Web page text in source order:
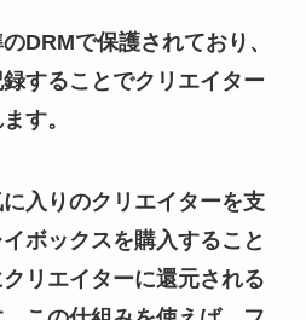
DRMで保護されており、
することでクリエイター
す。
入りのクリエイターを支
ボックスを購入すること
リエイターに還元される